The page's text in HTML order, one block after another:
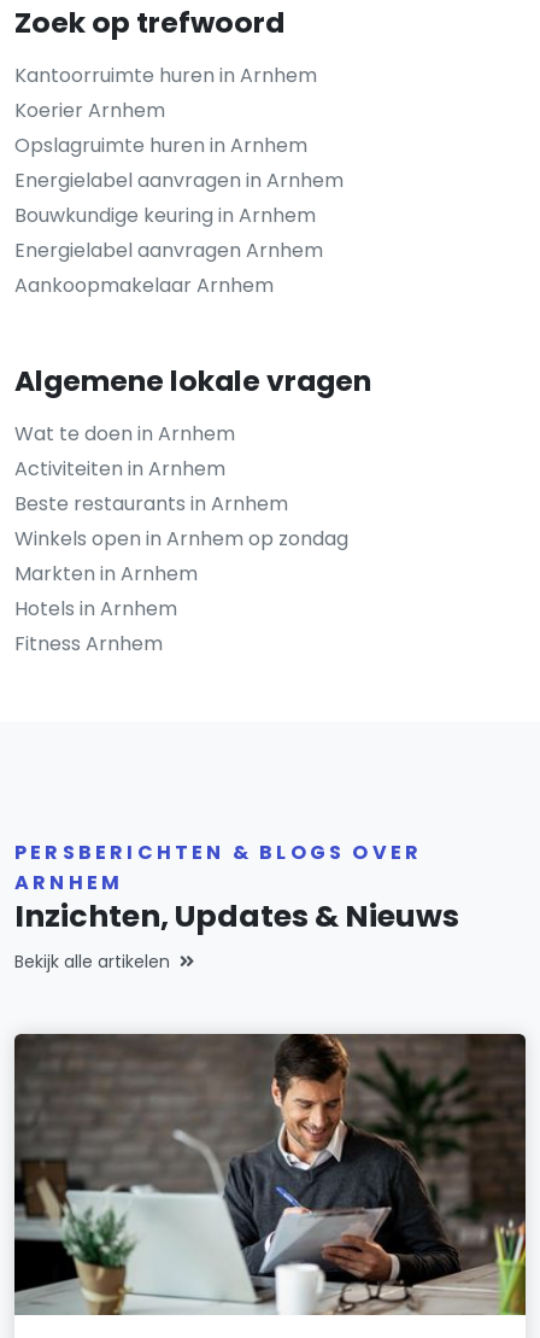
Zoek op trefwoord
Kantoorruimte huren in Arnhem
Koerier Arnhem
Opslagruimte huren in Arnhem
Energielabel aanvragen in Arnhem
Bouwkundige keuring in Arnhem
Energielabel aanvragen Arnhem
Aankoopmakelaar Arnhem
Algemene lokale vragen
Wat te doen in Arnhem
Activiteiten in Arnhem
Beste restaurants in Arnhem
Winkels open in Arnhem op zondag
Markten in Arnhem
Hotels in Arnhem
Fitness Arnhem
PERSBERICHTEN & BLOGS OVER
ARNHEM
Inzichten, Updates & Nieuws
Bekijk alle artikelen